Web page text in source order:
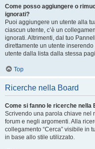
Come posso aggiungere o
ignorati?
Puoi aggiungere un utente alla
ciascun utente, c’è un
ignorati. Altrimenti, dal tuo
direttamente un utente
utente dalla lista dalla stessa
Top
Ricerche nella Board
Come si fanno le ricerche nella
Scrivendo una parola chiave nel
forum e negli argomenti. Alla
collegamento “Cerca” visibile in
in base allo stile utilizzato.